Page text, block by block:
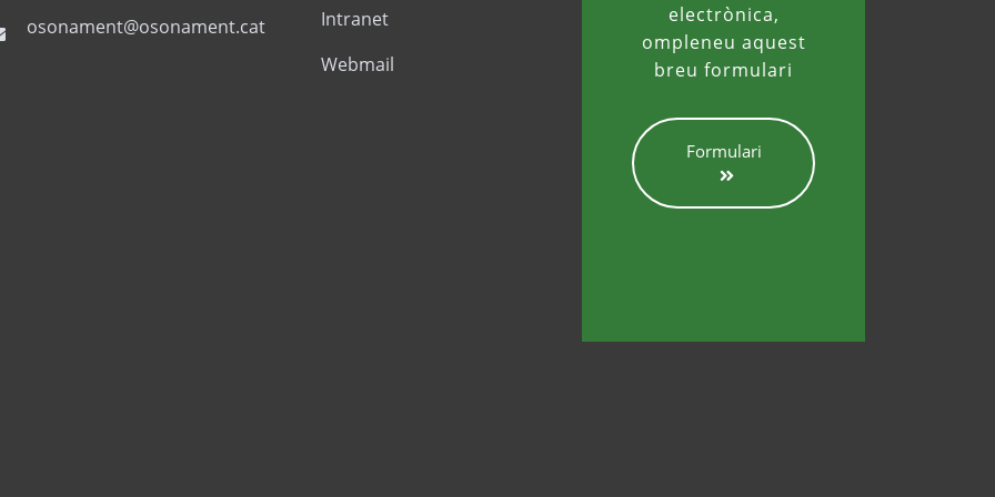
osonament@osonament.cat
Intranet
Webmail
electrònica,
ompleneu aquest
breu formulari
Formulari